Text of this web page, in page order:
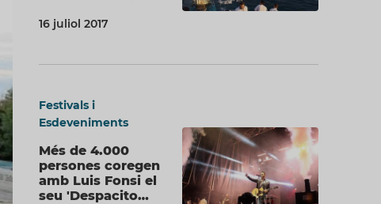
16 juliol 2017
Festivals i
Esdeveniments
Més de 4.000
persones coregen
amb Luis Fonsi el
seu 'Despacito…